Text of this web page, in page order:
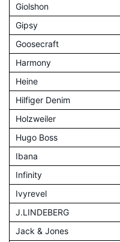
Giolshon
Gipsy
Goosecraft
Harmony
Heine
Hilfiger Denim
Holzweiler
Hugo Boss
Ibana
Infinity
Ivyrevel
J.LINDEBERG
Jack & Jones